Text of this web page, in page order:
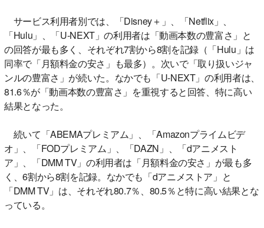
サービス利用者別では、「Disney＋」、「Netflix」、
「Hulu」、「U-NEXT」の利用者は「動画本数の豊富さ」と
の回答が最も多く、それぞれ7割から8割を記録（「Hulu」は
同率で「月額料金の安さ」も最多）。次いで「取り扱いジャ
ンルの豊富さ」が続いた。なかでも「U-NEXT」の利用者は、
81.6％が「動画本数の豊富さ」を重視すると回答、特に高い
結果となった。
続いて「ABEMAプレミアム」、「Amazonプライムビデ
オ」、「FODプレミアム」、「DAZN」、「dアニメスト
ア」、「DMM TV」の利用者は「月額料金の安さ」が最も多
く、6割から8割を記録。なかでも「dアニメストア」と
「DMM TV」は、それぞれ80.7％、80.5％と特に高い結果とな
っている。